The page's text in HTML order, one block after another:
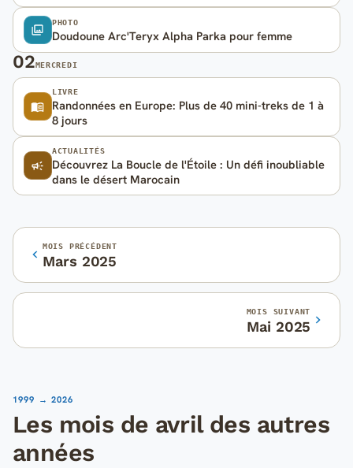
PHOTO
Doudoune Arc'Teryx Alpha Parka pour femme
02MERCREDI
LIVRE
Randonnées en Europe: Plus de 40 mini-treks de 1 à
8 jours
ACTUALITÉS
Découvrez La Boucle de l'Étoile : Un défi inoubliable
dans le désert Marocain
MOIS PRÉCÉDENT
Mars 2025
MOIS SUIVANT
Mai 2025
1999 → 2026
Les mois de avril des autres
années